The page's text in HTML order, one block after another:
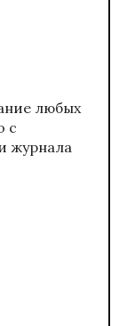
любых
с
журнала